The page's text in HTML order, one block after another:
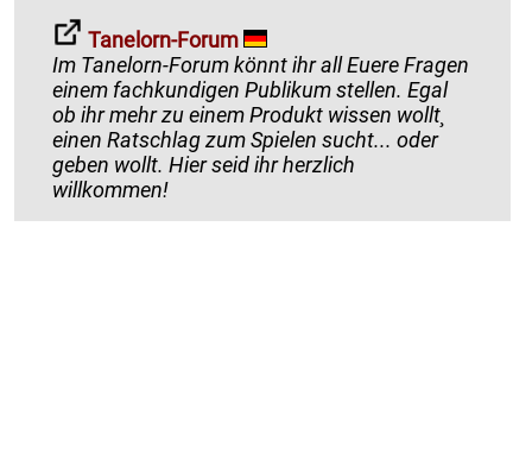
Tanelorn-Forum
Im Tanelorn-Forum könnt ihr all Euere Fragen
einem fachkundigen Publikum stellen. Egal
ob ihr mehr zu einem Produkt wissen wollt¸
einen Ratschlag zum Spielen sucht... oder
geben wollt. Hier seid ihr herzlich
willkommen!